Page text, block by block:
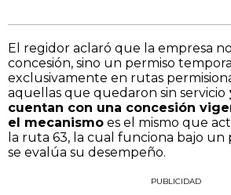
El regidor aclaró que la empresa
concesión, sino un permiso
exclusivamente en rutas
aquellas que quedaron sin servicio
cuentan con una concesión
el mecanismo es el mismo que
la ruta 63, la cual funciona bajo un
se evalúa su desempeño.
PUBLICIDAD